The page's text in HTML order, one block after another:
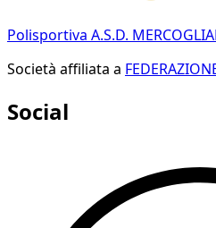
Polisportiva A.S.D.
Società affiliata a
Social